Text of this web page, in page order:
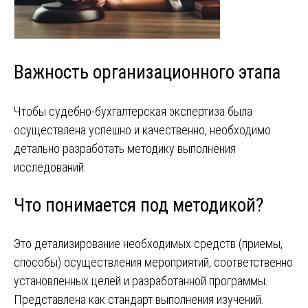
Важность организационного этапа
Чтобы судебно-бухгалтерская экспертиза была
осуществлена успешно и качественно, необходимо
детально разработать методику выполнения
исследований.
Что понимается под методикой?
Это детализирование необходимых средств (приемы,
способы) осуществления мероприятий, соответственно
установленных целей и разработанной программы.
Представлена как стандарт выполнения изучений.